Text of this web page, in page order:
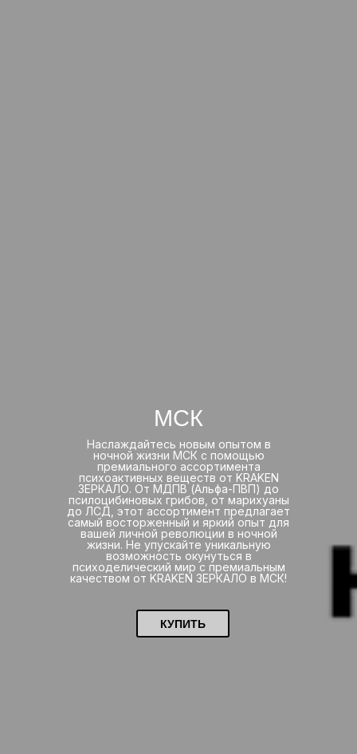
МСК
Наслаждайтесь новым опытом в
ночной жизни МСК с помощью
премиального ассортимента
психоактивных веществ от KRAKEN
ЗЕРКАЛО. От МДПВ (Альфа-ПВП) до
псилоцибиновых грибов, от марихуаны
до ЛСД, этот ассортимент предлагает
самый восторженный и яркий опыт для
вашей личной революции в ночной
жизни. Не упускайте уникальную
возможность окунуться в
психоделический мир с премиальным
качеством от KRAKEN ЗЕРКАЛО в МСК!
КУПИТЬ